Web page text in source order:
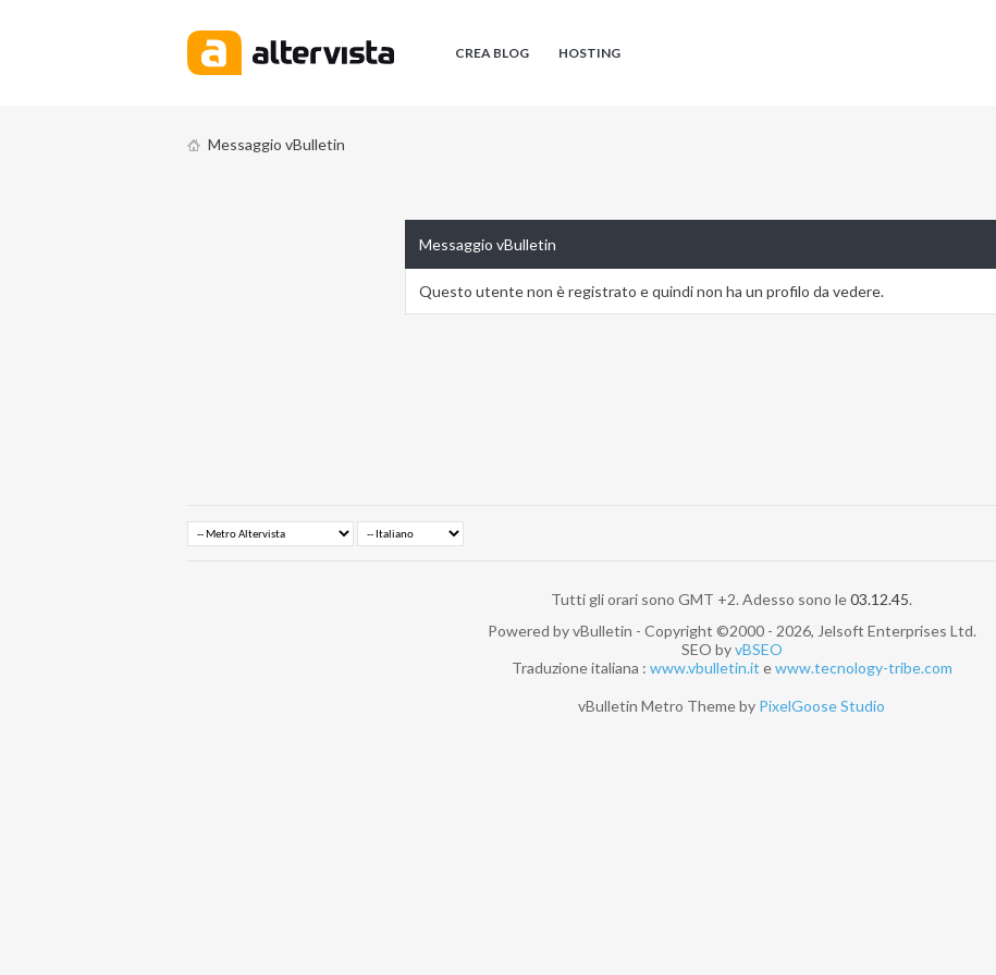
CREA BLOG HOSTING
Messaggio vBulletin
Messaggio vBulletin
Questo utente non è registrato e quindi non ha un profilo da vedere.
Tutti gli orari sono GMT +2. Adesso sono le03.12.45.
Powered by vBulletin - Copyright ©2000 - 2026, Jelsoft Enterprises Ltd.
SEO byvBSEO
Traduzione italiana : www.vbulletin.it ewww.tecnology-tribe.com
vBulletin Metro Theme by PixelGoose Studio